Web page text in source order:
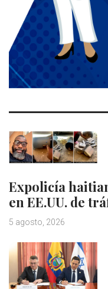
Expolicía
en EE.UU. de
5 agosto, 2026